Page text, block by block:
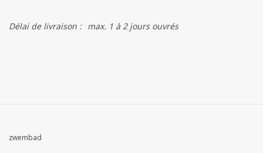
Délai de livraison : max. 1 à 2 jours ouvrés
zwembad